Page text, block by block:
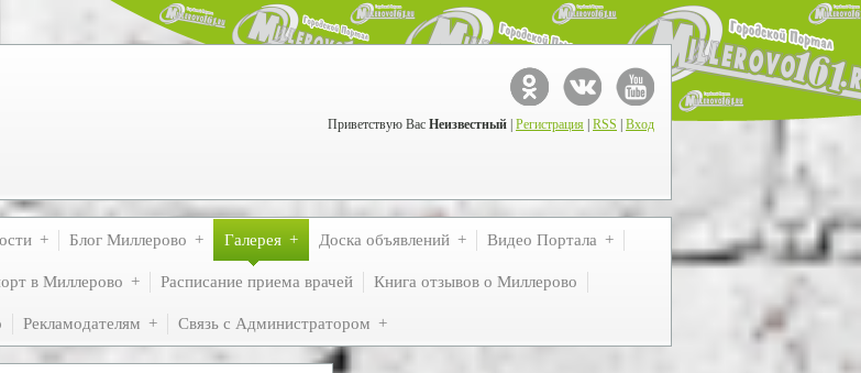
Приветствую Вас Неизвестный Регистрация RSS Вход
Блог Миллерово Галерея Доска объявлений Видео Портала
в Миллерово Расписание приема врачей Книга отзывов о Миллерово
Рекламодателям Связь с Администратором